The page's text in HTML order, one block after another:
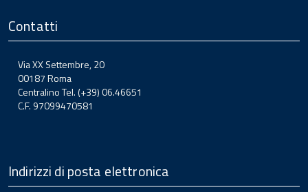
Contatti
Via XX Settembre, 20
00187 Roma
Centralino Tel. (+39) 06.46651
C.F. 97099470581
Indirizzi di posta elettronica